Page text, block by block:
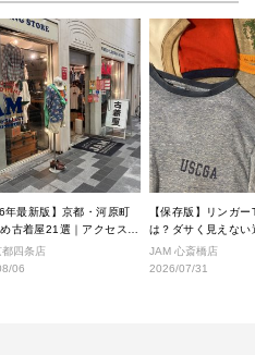
年最新版】京都・河原町
古着屋21選｜アクセス良
行くべきショップ厳選！
四条店
06
【保存版】リンガ
は？ダサく見えない
なし完全ガイド
JAM 心斎橋店
2026/07/31